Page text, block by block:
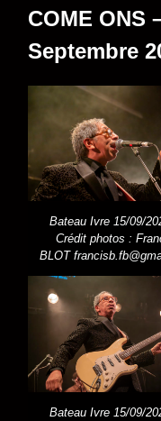
COME ONS
Septembre
Bateau Ivre 15/09/
Crédit photos :
BLOT
Bateau Ivre 15/09/